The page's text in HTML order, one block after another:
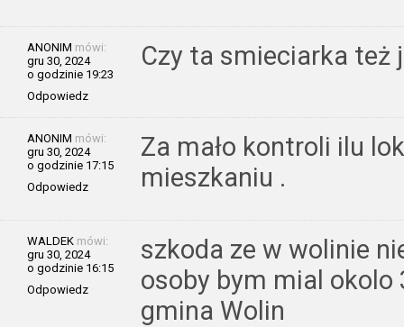
ANONIM mówi:
gru 30, 2024
o godzinie 19:23
Odpowiedz
Czy ta smieciarka też
ANONIM mówi:
gru 30, 2024
o godzinie 17:15
Odpowiedz
Za mało kontroli ilu
mieszkaniu .
WALDEK mówi:
gru 30, 2024
o godzinie 16:15
Odpowiedz
szkoda ze w wolinie
osoby bym mial okolo
gmina Wolin